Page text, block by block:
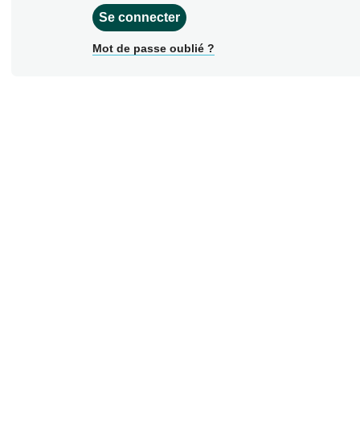
Mot de passe oublié ?